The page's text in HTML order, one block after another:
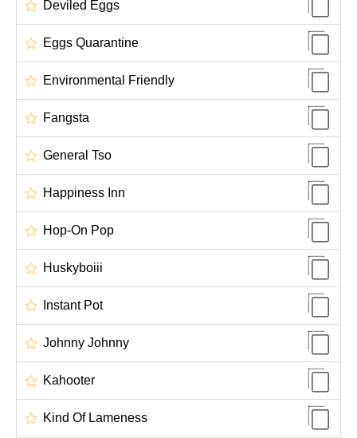
Deviled Eggs
Eggs Quarantine
Environmental Friendly
Fangsta
General Tso
Happiness Inn
Hop-On Pop
Huskyboiii
Instant Pot
Johnny Johnny
Kahooter
Kind Of Lameness